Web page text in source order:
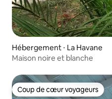
Hébergement ⋅ La Havane
Maison noire et blanche
Coup de cœur voyageurs
Coup de cœur voyageurs